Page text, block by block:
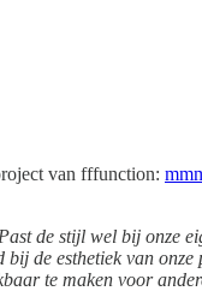
van fffunction:
de stijl wel bij onze
de esthetiek van
te maken voor